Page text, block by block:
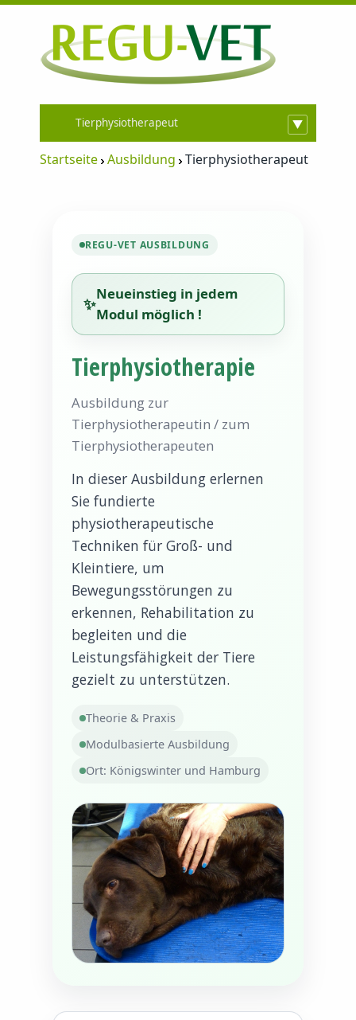
Tierphysiotherapeut
Startseite Ausbildung Tierphysiotherapeut
REGU-VET AUSBILDUNG
Neueinstieg in jedem
Modul möglich !
Tierphysiotherapie
Ausbildung zur
Tierphysiotherapeutin / zum
Tierphysiotherapeuten
In dieser Ausbildung erlernen
Sie fundierte
physiotherapeutische
Techniken für Groß- und
Kleintiere, um
Bewegungsstörungen zu
erkennen, Rehabilitation zu
begleiten und die
Leistungsfähigkeit der Tiere
gezielt zu unterstützen.
Theorie & Praxis
Modulbasierte Ausbildung
Ort: Königswinter und Hamburg